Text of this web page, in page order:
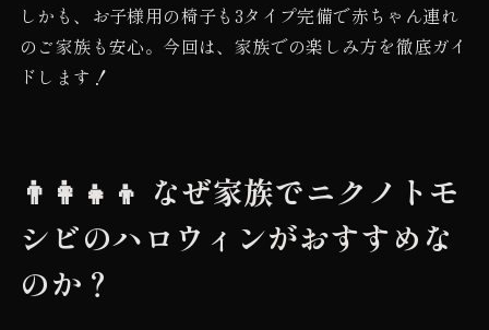
しかも、お子様用の椅子も3タイプ完備で赤ちゃん連れ
のご家族も安心。今回は、家族での楽しみ方を徹底ガイ
ドします！
👨‍👩‍👧‍👦 なぜ家族でニクノトモ
シビのハロウィンがおすすめな
のか？